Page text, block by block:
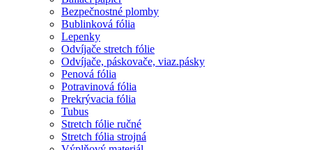
Bezpečnostné plomby
Bublinková fólia
Lepenky
Odvíjače stretch fólie
Odvíjače, páskovače, viaz.pásky
Penová fólia
Potravinová fólia
Prekrývacia fólia
Tubus
Stretch fólie ručné
Stretch fólia strojná